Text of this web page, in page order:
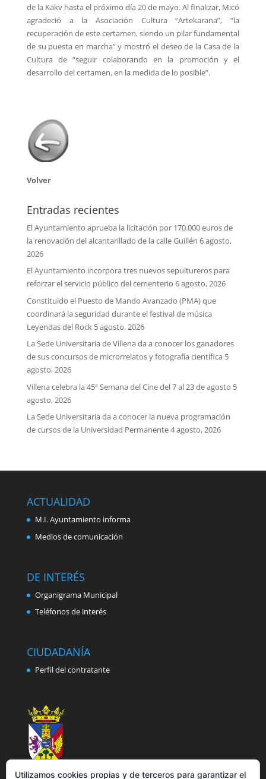
de la Kakv hasta el próximo día 20 de mayo. Al finalizar, Micó
agradeció a la Asociación Cultura “Artekarana”, “la
recuperación de este certamen, siendo un pilar fundamental
de su puesta en marcha” y mostró el deseo de la Casa de la
Cultura de “seguir colaborando en la promoción y el
desarrollo del certamen, en la medida de lo posible”.
Volver
Entradas recientes
El Ayuntamiento aprueba la licitación por 170.000 euros de
la renovación del alcantarillado de la calle Guillén 6 agosto,
2026
El Ayuntamiento incorpora tres nuevos sepultureros para
reforzar el servicio público del cementerio 6 agosto, 2026
Constituido el Puesto de Mando Avanzado (PMA) que
coordinará la seguridad durante el festival de música
Leyendas del Rock 5 agosto, 2026
La Sede Universitaria de Villena da a conocer los ganadores
de sus concursos de microrrelatos y fotografía científica 5
agosto, 2026
Villena celebra la 45ª Semana del Cine del 7 al 23 de agosto 5
agosto, 2026
La Sede Universitaria da a conocer la nueva programación
de cursos de la Universidad Permanente4 agosto, 2026
ACTUALIDAD
M.I. Ayuntamiento informa
Medios de comunicación
DE INTERÉS
Organigrama Municipal
Teléfonos de interés
CIUDADANÍA
Perfil del contratante
Utilizamos cookies propias y de terceros para garantizar el